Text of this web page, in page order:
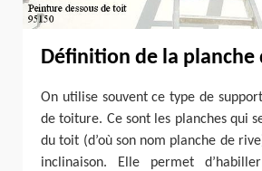
Définition de la planche
On utilise souvent ce type de
de toiture. Ce sont les planches qui
du toit (d’où son nom planche de
inclinaison. Elle permet